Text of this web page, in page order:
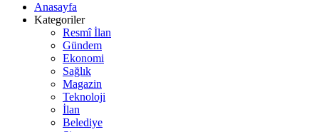
Anasayfa
Kategoriler
Resmî İlan
Gündem
Ekonomi
Sağlık
Magazin
Teknoloji
İlan
Belediye